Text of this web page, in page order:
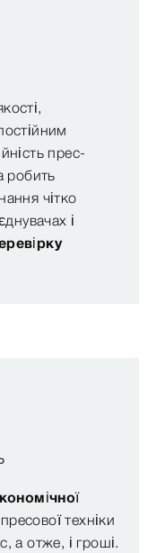
прес-
робить
чітко
і
техніки
а отже, і гроші.